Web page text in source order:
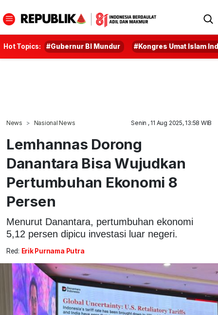
Hot Topics: #Gubernur BI Mundur #Kongres Umat Islam
News Nasional News Senin , 11 Aug 2025, 13:58 WIB
Lemhannas Dorong
Danantara Bisa Wujudkan
Pertumbuhan Ekonomi 8
Persen
Menurut Danantara, pertumbuhan ekonomi
5,12 persen dipicu investasi luar negeri.
Red: Erik Purnama Putra